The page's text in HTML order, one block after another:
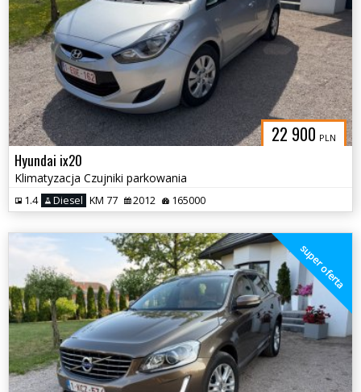
22 900 PLN
Hyundai ix20
Klimatyzacja Czujniki parkowania
1.4 Diesel KM 77 2012 165000
super oferta